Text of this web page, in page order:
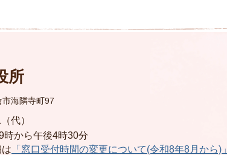
所
海隣寺町97
代）
時から午後4時30分
「窓口受付時間の変更について(令和8年8月から)」